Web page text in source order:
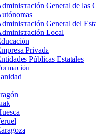
General de las
General del
Local
Privada
Públicas Estatales